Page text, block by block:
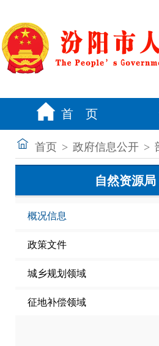
首 页
首页 > 政府信息公开 >
自然资源局
概况信息
政策文件
城乡规划领域
征地补偿领域